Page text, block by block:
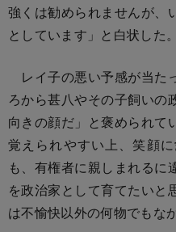
強くは勧められませんが、
としています」と白状した。
レイ子の悪い予感が当た
ろから甚八やその子飼いの
向きの顔だ」と褒められて
覚えられやすい上、笑顔
も、有権者に親しまれるに
を政治家として育てたいと
は不愉快以外の何物でもな